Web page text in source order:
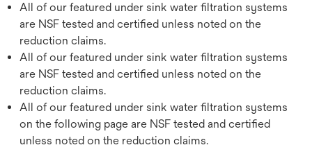
All of our featured under sink water filtration systems
are NSF tested and certified unless noted on the
reduction claims.
All of our featured under sink water filtration systems
are NSF tested and certified unless noted on the
reduction claims.
All of our featured under sink water filtration systems
on the following page are NSF tested and certified
unless noted on the reduction claims.